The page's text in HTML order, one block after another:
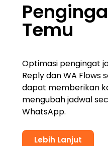
Temu
Optimasi pengingat
Reply dan WA Flows
dapat memberikan
mengubah jadwal
WhatsApp.
Lebih Lanjut